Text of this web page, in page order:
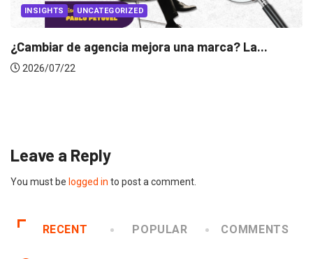
una marca? La... INSIGHTS
Leave a Reply
You must be logged in to post a comment.
RECENT POPULAR COMMENTS